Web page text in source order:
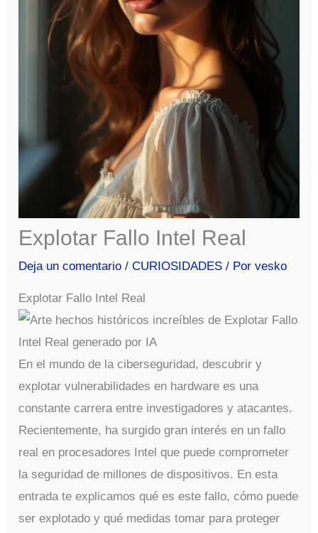
Explotar Fallo Intel Real
Deja un comentario /CURIOSIDADES / Porvesko
Explotar Fallo Intel Real
En el mundo de la ciberseguridad, descubrir y
explotar vulnerabilidades en hardware es una
constante carrera entre investigadores y atacantes.
Recientemente, ha surgido gran interés en un fallo
real en procesadores Intel que puede comprometer
la seguridad de millones de dispositivos. En esta
entrada te explicamos qué es este fallo, cómo puede
ser explotado y qué medidas tomar para proteger